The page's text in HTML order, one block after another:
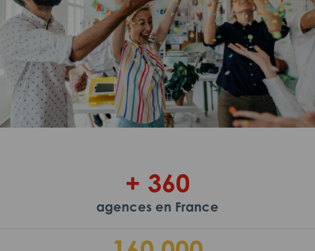
+ 360
agences en France